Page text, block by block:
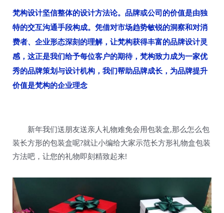
梵构设计坚信整体的设计方法论。品牌或公司的价值是由独
特的交互沟通手段构成。凭借对市场趋势敏锐的洞察和对消
费者、企业形态深刻的理解，让梵构获得丰富的品牌设计灵
感，这正是我们给予每位客户的期待，梵构致力成为一家优
秀的品牌策划与设计机构，我们帮助品牌成长，为品牌提升
价值是梵构的企业理念
新年我们送朋友送亲人礼物难免会用包装盒,那么怎么包
装长方形的包装盒呢?就让小编给大家示范长方形礼物盒包装
方法吧，让您的礼物即刻精致起来!